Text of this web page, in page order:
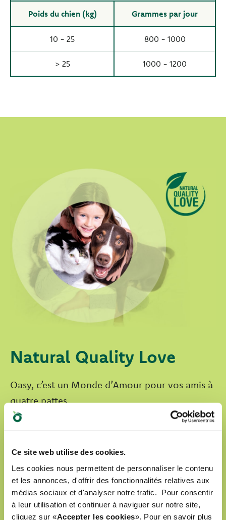
Ce site web utilise des cookies.
Les cookies nous permettent de personnaliser le contenu
et les annonces, d'offrir des fonctionnalités relatives aux
médias sociaux et d'analyser notre trafic. Pour consentir
à leur utilisation et continuer à naviguer sur notre site,
cliquez sur «Accepter les cookies». Pour en savoir plus
Poids du chien (kg) Grammes par jour
10 - 25 800 - 1000
> 25 1000 - 1200
Natural Quality Love
Oasy, c’est un Monde d’Amour pour vos amis à
quatre pattes.
Nos produits sont :
préparés avec des ingrédients naturels
sélectionnés
formulés sans colorants artificiels
formulés sans OGM ni soja